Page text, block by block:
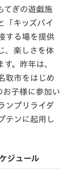
てぎの遊戯施
「キッズバイ
する場を提供
、楽しさを体
。昨年は、
取市をはじめ
子様に参加い
ンプリライダ
テンに起用し
ジュール